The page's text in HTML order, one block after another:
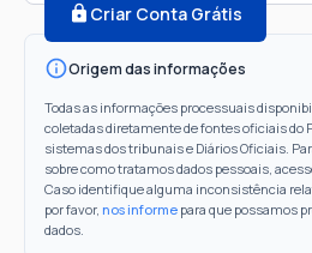
Criar Conta Grátis
Origem das informações
Todas as informações processuais
coletadas diretamente de fontes oficiais do
sistemas dos tribunais e Diários Oficiais.
sobre como tratamos dados pessoais,
Caso identifique alguma inconsistência
por favor, nos informe para que possamos
dados.